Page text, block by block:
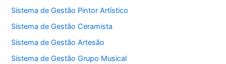
Sistema de Gestão Pintor Artístico
Sistema de Gestão Ceramista
Sistema de Gestão Artesão
Sistema de Gestão Grupo Musical